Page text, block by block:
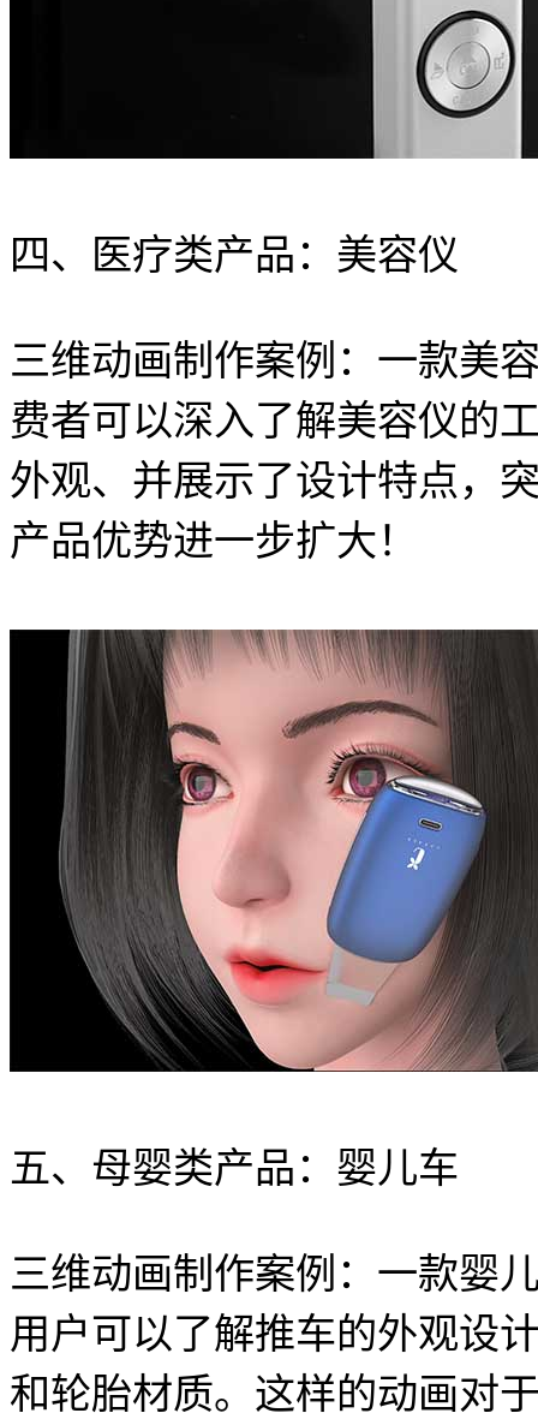
四、医疗类产品：美容仪
三维动画制作案例：一款美
费者可以深入了解美容仪的
外观、并展示了设计特点，
产品优势进一步扩大！
五、母婴类产品：婴儿车
三维动画制作案例：一款婴
用户可以了解推车的外观设
和轮胎材质。这样的动画对